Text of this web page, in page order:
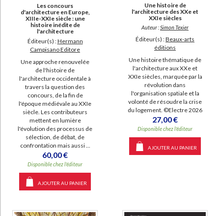
Les concours
d'architecture en Europe,
XIIIe-XXIe siècle : une
histoire inédite de
l'architecture
Éditeur(s) :Hermann
Campisano Editore
Une approche renouvelée
de l'histoire de
l'architecture occidentale à
travers la question des
concours, de la fin de
l'époque médiévale au XXIe
siècle. Les contributeurs
mettent en lumière
l'évolution des processus de
sélection, de débat, de
confrontation mais aussi ...
60,00 €
Disponible chez l'éditeur
AJOUTER AU PANIER
Une histoire de
l'architecture des XXe et
XXIe siècles
Auteur :Simon Texier
Éditeur(s) :Beaux-arts
éditions
Une histoire thématique de
l'architecture aux XXe et
XXIe siècles, marquée par la
révolution dans
l'organisation spatiale et la
volonté de résoudre la crise
du logement. ©Electre 2026
27,00 €
Disponible chez l'éditeur
AJOUTER AU PANIER